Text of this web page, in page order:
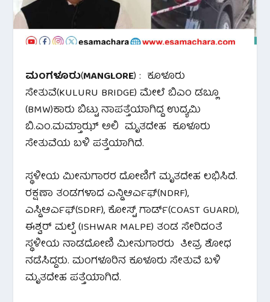
ಮಂಗಳೂರು(MANGLORE) : ಕೂಳೂರು
ಸೇತುವೆ(KULURU BRIDGE) ಮೇಲೆ ಬಿಎಂ ಡಬ್ಲೂ
(BMW)ಕಾರು ಬಿಟ್ಟು ನಾಪತ್ತೆಯಾಗಿದ್ದ ಉದ್ಯಮಿ
ಬಿ.ಎಂ.‌ಮಮ್ತಾಝ್ ಅಲಿ ಮೃತದೇಹ ಕೂಳೂರು
ಸೇತುವೆಯ ಬಳಿ ಪತ್ತೆಯಾಗಿದೆ.
ಸ್ಥಳೀಯ ಮೀನುಗಾರರ ದೋಣಿಗೆ ಮೃತದೇಹ ಲಭಿಸಿದೆ.
ರಕ್ಷಣಾ ತಂಡಗಳಾದ ಎನ್ಡಿಆರ್ಎಫ್(NDRF),
ಎಸ್ಡಿಆರ್ಎಫ್(SDRF), ಕೋಸ್ಟ್ ಗಾರ್ಡ್(COAST GUARD),
ಈಶ್ವರ್ ಮಲ್ಪೆ (ISHWAR MALPE) ತಂಡ ಸೇರಿದಂತೆ
ಸ್ಥಳೀಯ ನಾಡದೋಣಿ ಮೀನುಗಾರರು ತೀವ್ರ ಶೋಧ
ನಡೆಸಿದ್ದರು. ಮಂಗಳೂರಿನ ಕೂಳೂರು ಸೇತುವೆ ಬಳಿ
ಮೃತದೇಹ ಪತ್ತೆಯಾಗಿದೆ.